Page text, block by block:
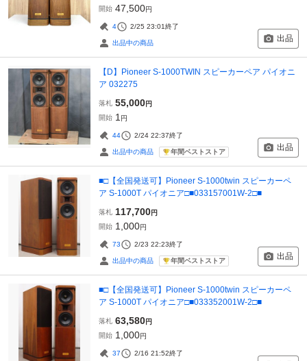
開始 47,500円
4 2/25 23:01終了
出品中の商品 出品
【D】Pioneer S-1000TWIN スピーカーペア パイオニ
ア 032275
落札 55,000円
開始 1 円
44 2/24 22:37終了
出品中の商品 年間ベストストア 出品
■□【全国発送可】Pioneer S-1000twin スピーカーペ
ア S-1000T パイオニア□■033157001W-2□■
落札 117,700円
開始 1,000円
73 2/23 22:23終了
出品中の商品 年間ベストストア 出品
■□【全国発送可】Pioneer S-1000twin スピーカーペ
ア S-1000T パイオニア□■033352001W-2□■
落札 63,580円
開始 1,000円
37 2/16 21:52終了